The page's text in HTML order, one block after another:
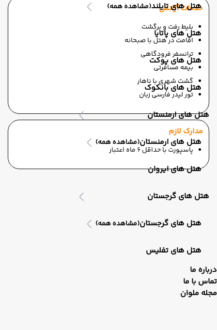
هتل های تایلند(مشاهده همه)
هتل های پاتایا
هتل های پوکت
هتل های بانکوک
هتل های ارمنستان
هتل های ارمنستان(مشاهده همه)
هتل های ایروان
هتل های گرجستان
هتل های گرجستان(مشاهده همه)
هتل های تفلیس
درباره ما
تماس با ما
مجله ملوان
خدمات آژانس
بلیط رفت و برگشت
اقامت در هتل با صبحانه
ترانسفر فرودگاهی
بیمه مسافرتی
گشت شهری با ناهار
تور لیدر فارسی زبان
مدارک لازم
پاسپورت با حداقل 6 ماه اعتبار